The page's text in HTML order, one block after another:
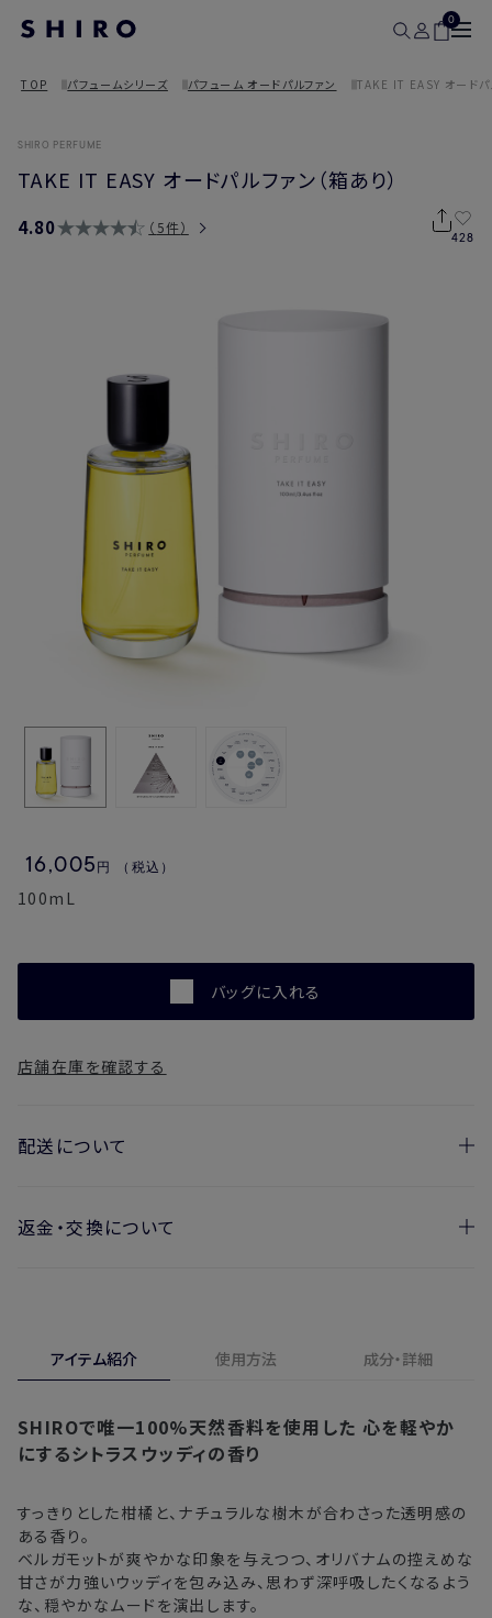
0
TOP パフュームシリーズ パフューム オードパルファン TAKE IT EASY オードパ
SHIRO PERFUME
TAKE IT EASY オードパルファン（箱あり）
4.80 5件
428
16,005 円 （税込）
100mL
バッグに入れる
店舗在庫を確認する
配送について
お届け日の目安
※新製品（限定製品）は除きます。
※定期販売のお申し込みは、7日後以降の配送となります。
注文後、お届けまでにかかる日数の目安
東北・関東・中部・関西
中国・四国・九州 3〜4日
返金・交換について
合、期間内*であれば、返金・交換サービスをご利用いただけ
ます。
オンラインストアでご購入の場合、発送完了メールの翌日から10日
間。対象の直営店舗でご購入の場合、購入日の翌日から7日間
アイテム紹介 使用方法 成分・詳細
SHIROで唯一100%天然香料を使用した 心を軽やか
にするシトラスウッディの香り
すっきりとした柑橘と、ナチュラルな樹木が合わさった透明感の
ある香り。
ベルガモットが爽やかな印象を与えつつ、オリバナムの控えめな
甘さが力強いウッディを包み込み、思わず深呼吸したくなるよう
な、穏やかなムードを演出します。